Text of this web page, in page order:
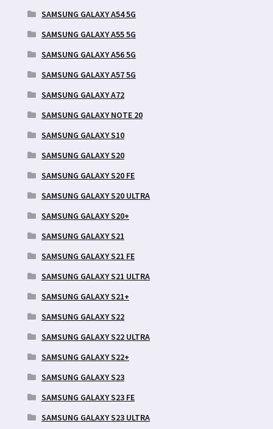
SAMSUNG GALAXY A54 5G
SAMSUNG GALAXY A55 5G
SAMSUNG GALAXY A56 5G
SAMSUNG GALAXY A57 5G
SAMSUNG GALAXY A72
SAMSUNG GALAXY NOTE 20
SAMSUNG GALAXY S10
SAMSUNG GALAXY S20
SAMSUNG GALAXY S20 FE
SAMSUNG GALAXY S20 ULTRA
SAMSUNG GALAXY S20+
SAMSUNG GALAXY S21
SAMSUNG GALAXY S21 FE
SAMSUNG GALAXY S21 ULTRA
SAMSUNG GALAXY S21+
SAMSUNG GALAXY S22
SAMSUNG GALAXY S22 ULTRA
SAMSUNG GALAXY S22+
SAMSUNG GALAXY S23
SAMSUNG GALAXY S23 FE
SAMSUNG GALAXY S23 ULTRA